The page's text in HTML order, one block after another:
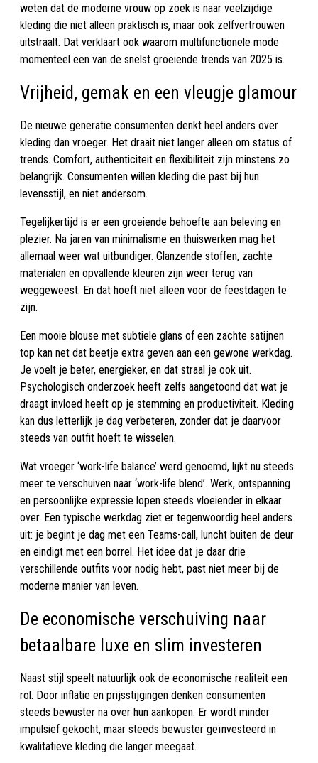
weten dat de moderne vrouw op zoek is naar veelzijdige
kleding die niet alleen praktisch is, maar ook zelfvertrouwen
uitstraalt. Dat verklaart ook waarom multifunctionele mode
momenteel een van de snelst groeiende trends van 2025 is.
Vrijheid, gemak en een vleugje glamour
De nieuwe generatie consumenten denkt heel anders over
kleding dan vroeger. Het draait niet langer alleen om status of
trends. Comfort, authenticiteit en flexibiliteit zijn minstens zo
belangrijk. Consumenten willen kleding die past bij hun
levensstijl, en niet andersom.
Tegelijkertijd is er een groeiende behoefte aan beleving en
plezier. Na jaren van minimalisme en thuiswerken mag het
allemaal weer wat uitbundiger. Glanzende stoffen, zachte
materialen en opvallende kleuren zijn weer terug van
weggeweest. En dat hoeft niet alleen voor de feestdagen te
zijn.
Een mooie blouse met subtiele glans of een zachte satijnen
top kan net dat beetje extra geven aan een gewone werkdag.
Je voelt je beter, energieker, en dat straal je ook uit.
Psychologisch onderzoek heeft zelfs aangetoond dat wat je
draagt invloed heeft op je stemming en productiviteit. Kleding
kan dus letterlijk je dag verbeteren, zonder dat je daarvoor
steeds van outfit hoeft te wisselen.
Wat vroeger ‘work-life balance’ werd genoemd, lijkt nu steeds
meer te verschuiven naar ‘work-life blend’. Werk, ontspanning
en persoonlijke expressie lopen steeds vloeiender in elkaar
over. Een typische werkdag ziet er tegenwoordig heel anders
uit: je begint je dag met een Teams-call, luncht buiten de deur
en eindigt met een borrel. Het idee dat je daar drie
verschillende outfits voor nodig hebt, past niet meer bij de
moderne manier van leven.
De economische verschuiving naar
betaalbare luxe en slim investeren
Naast stijl speelt natuurlijk ook de economische realiteit een
rol. Door inflatie en prijsstijgingen denken consumenten
steeds bewuster na over hun aankopen. Er wordt minder
impulsief gekocht, maar steeds bewuster geïnvesteerd in
kwalitatieve kleding die langer meegaat.